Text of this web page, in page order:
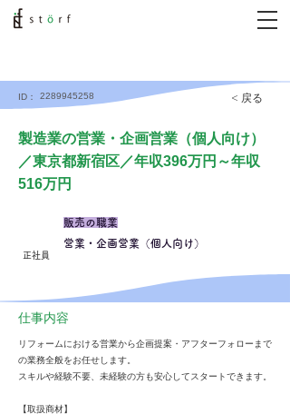
ID： 2289945258 < 戻る
製造業の営業・企画営業（個人向け）
／東京都新宿区／年収396万円～年収
516万円
正社員
販売の職業
営業・企画営業（個人向け）
仕事内容
リフォームにおける営業から企画提案・アフターフォローまで
の業務全般をお任せします。
スキルや経験不要、未経験の方も安心してスタートできます。
【取扱商材】